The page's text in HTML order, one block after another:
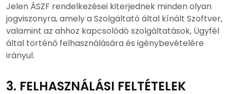
Jelen ÁSZF rendelkezései kiterjednek minden olyan
jogviszonyra, amely a Szolgáltató által kínált Szoftver,
valamint az ahhoz kapcsolódó szolgáltatások, Ügyfél
által történő felhasználására és igénybevételére
irányul.
3. FELHASZNÁLÁSI FELTÉTELEK